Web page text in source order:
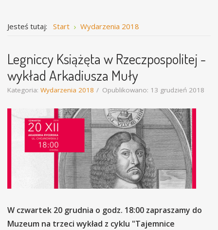
Jesteś tutaj: Start Wydarzenia 2018
Legniccy Książęta w Rzeczpospolitej -
wykład Arkadiusza Muły
Kategoria: Wydarzenia 2018 Opublikowano: 13 grudzień 2018
W czwartek 20 grudnia o godz. 18:00 zapraszamy do
Muzeum na trzeci wykład z cyklu "Tajemnice